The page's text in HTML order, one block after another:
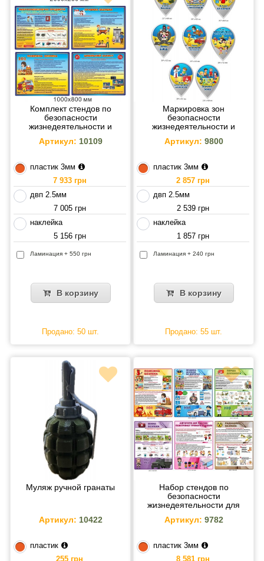
Комплект стендов по
безопасности
жизнедеятельности и
стенда и заголовок)
Артикул: 10109
пластик 3мм
7 933 грн
двп 2.5мм
7 005 грн
наклейка
5 156 грн
Ламинация + 550 грн
В корзину
Продано: 50 шт.
Маркировка зон
безопасности
жизнедеятельности и
мм)
Артикул: 9800
пластик 3мм
2 857 грн
двп 2.5мм
2 539 грн
наклейка
1 857 грн
Ламинация + 240 грн
В корзину
Продано: 55 шт.
Муляж ручной гранаты
Артикул: 10422
пластик
255 грн
Набор стендов по
безопасности
жизнедеятельности для
Артикул: 9782
пластик 3мм
8 581 грн